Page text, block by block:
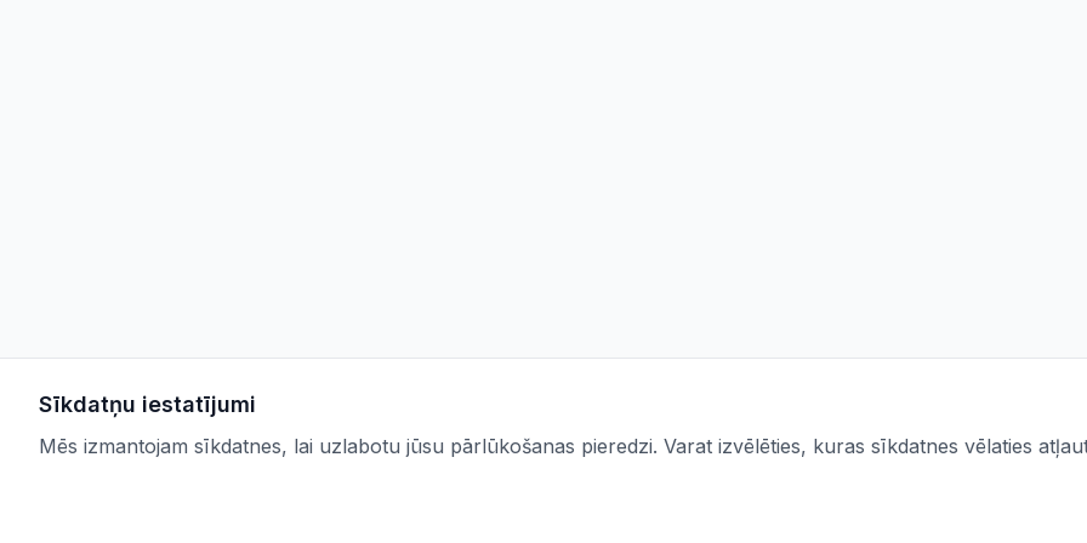
Sīkdatņu iestatījumi
Mēs izmantojam sīkdatnes, lai uzlabotu jūsu pārlūkošanas pieredzi. Varat izvēlēties, kuras sīkdatnes vēlaties